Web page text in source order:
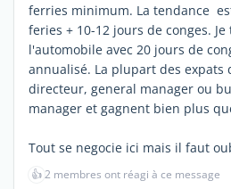
ferries minimum. La tendance
feries + 10-12 jours de conges.
l'automobile avec 20 jours de
annualisé. La plupart des expats
directeur, general manager ou
manager et gagnent bien plus
Tout se negocie ici mais il faut
👍2 membres ont réagi à ce message